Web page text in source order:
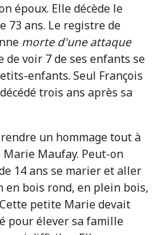
époux. Elle décède le
73 ans. Le registre de
morte d'une attaque
de voir 7 de ses enfants se
enfants. Seul François
trois ans après sa
un hommage tout à
Maufay. Peut-on
14 ans se marier et aller
en bois rond, en plein bois,
petite Marie devait
pour élever sa famille